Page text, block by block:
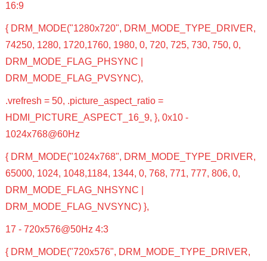
16:9
{ DRM_MODE("1280x720", DRM_MODE_TYPE_DRIVER,
74250, 1280, 1720,1760, 1980, 0, 720, 725, 730, 750, 0,
DRM_MODE_FLAG_PHSYNC |
DRM_MODE_FLAG_PVSYNC),
.vrefresh = 50, .picture_aspect_ratio =
HDMI_PICTURE_ASPECT_16_9, }, 0x10 -
1024x768@60Hz
{ DRM_MODE("1024x768", DRM_MODE_TYPE_DRIVER,
65000, 1024, 1048,1184, 1344, 0, 768, 771, 777, 806, 0,
DRM_MODE_FLAG_NHSYNC |
DRM_MODE_FLAG_NVSYNC) },
17 - 720x576@50Hz 4:3
{ DRM_MODE("720x576", DRM_MODE_TYPE_DRIVER,